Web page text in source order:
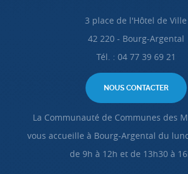
3 place de l'Hôtel de Ville
42 220 - Bourg-Argental
Tél. : 04 77 39 69 21
NOUS CONTACTER
La Communauté de Communes des
vous accueille à Bourg-Argental du
de 9h à 12h et de 13h30 à